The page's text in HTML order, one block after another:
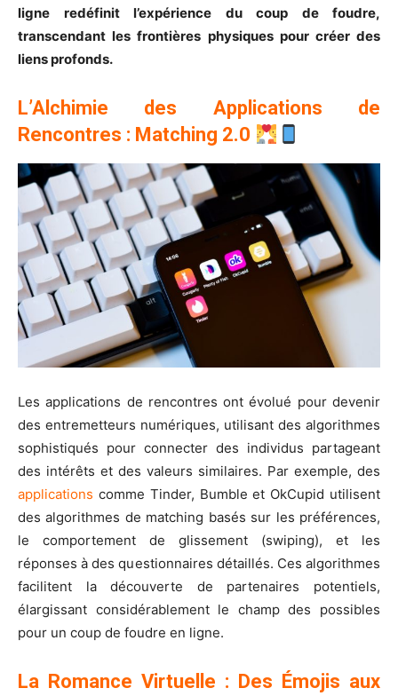
ligne redéfinit l’expérience du coup de foudre,
transcendant les frontières physiques pour créer des
liens profonds.
L’Alchimie des Applications de
Rencontres : Matching 2.0
Les applications de rencontres ont évolué pour devenir
des entremetteurs numériques, utilisant des algorithmes
sophistiqués pour connecter des individus partageant
des intérêts et des valeurs similaires. Par exemple, des
applications comme Tinder, Bumble et OkCupid utilisent
des algorithmes de matching basés sur les préférences,
le comportement de glissement (swiping), et les
réponses à des questionnaires détaillés. Ces algorithmes
facilitent la découverte de partenaires potentiels,
élargissant considérablement le champ des possibles
pour un coup de foudre en ligne.
La Romance Virtuelle : Des Émojis aux